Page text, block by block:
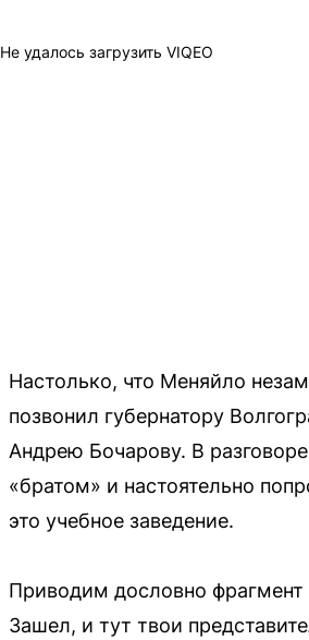
Не удалось загрузить VIQEO
Настолько, что Меняйло
позвонил губернатору
Андрею Бочарову. В разговоре
«братом» и настоятельно
это учебное заведение.
Приводим дословно
Зашел, и тут твои